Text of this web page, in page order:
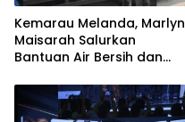
Kemarau Melanda, Marlyn
Maisarah Salurkan
Bantuan Air Bersih dan
Babakan Madang